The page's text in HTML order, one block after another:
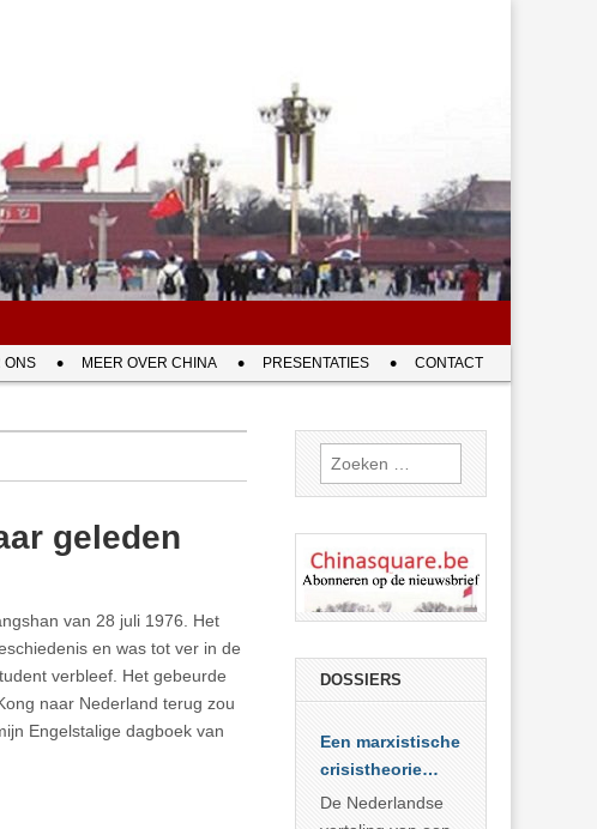
ONS MEER OVER CHINA PRESENTATIES CONTACT
geleden
van 28 juli 1976. Het
en was tot ver in de
verbleef. Het gebeurde
naar Nederland terug zou
Engelstalige dagboek van
Zoeken
naar:
DOSSIERS
Een marxistische
crisistheorie
voor vandaag
De Nederlandse